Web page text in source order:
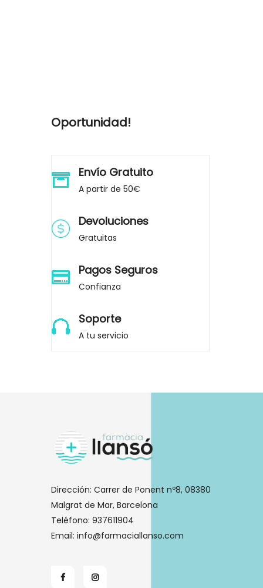
Oportunidad!
Envío Gratuito
A partir de 50€
Devoluciones
Gratuitas
Pagos Seguros
Confianza
Soporte
A tu servicio
Dirección: Carrer de Ponent nº8, 08380
Malgrat de Mar, Barcelona
Teléfono: 937611904
Email: info@farmaciallanso.com